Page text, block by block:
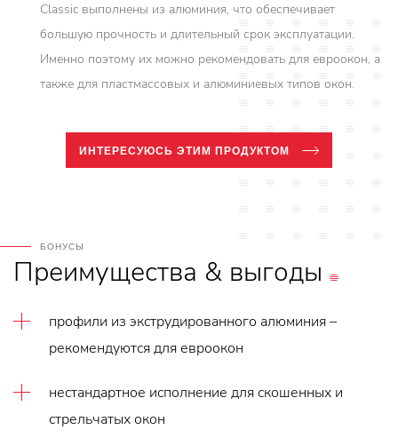
Classic выполнены из алюминия, что обеспечивает
большую прочность и длительный срок эксплуатации.
Именно поэтому их можно рекомендовать для евроокон, а
также для пластмассовых и алюминиевых типов окон.
ИНТЕРЕСУЮСЬ ЭТИМ ПРОДУКТОМ
БОНУСЫ
Преимущества & выгоды
профили из экструдированного алюминия –
рекомендуются для евроокон
нестандартное исполнение для скошенных и
стрельчатых окон